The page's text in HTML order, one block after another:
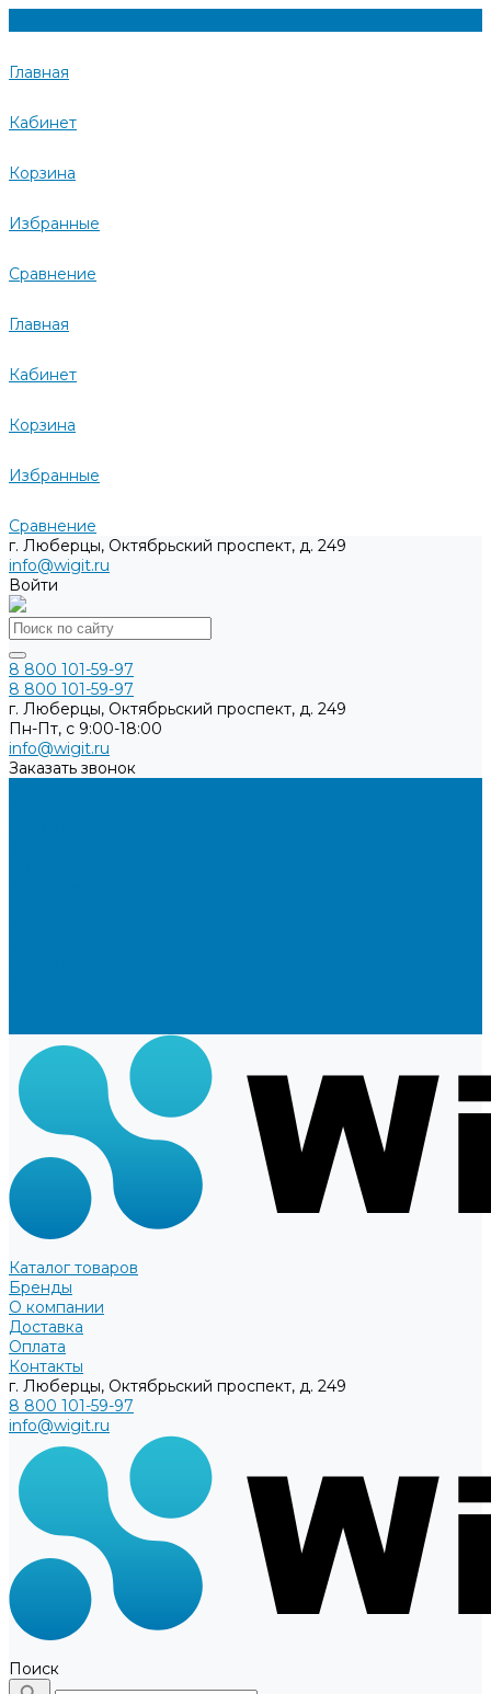
Главная
Кабинет
Корзина
Избранные
Сравнение
Главная
Кабинет
Корзина
Избранные
Сравнение
г. Люберцы, Октябрьский проспект, д. 249
info@wigit.ru
Войти
8 800 101-59-97
8 800 101-59-97
г. Люберцы, Октябрьский проспект, д. 249
Пн-Пт, с 9:00-18:00
info@wigit.ru
Заказать звонок
Каталог товаров
Бренды
О компании
Доставка
Оплата
Контакты
г. Люберцы, Октябрьский проспект, д. 249
8 800 101-59-97
info@wigit.ru
Поиск